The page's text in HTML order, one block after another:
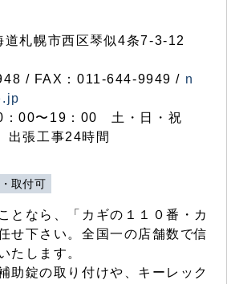
札幌市西区琴似4条7-3-12
/ FAX：011-644-9949 / n
：00〜19：00 土・日・祝
張工事24時間
取付可
となら、「カギの１１０番・カ
せ下さい。全国一の店舗数で信
たします。
助錠の取り付けや、キーレック